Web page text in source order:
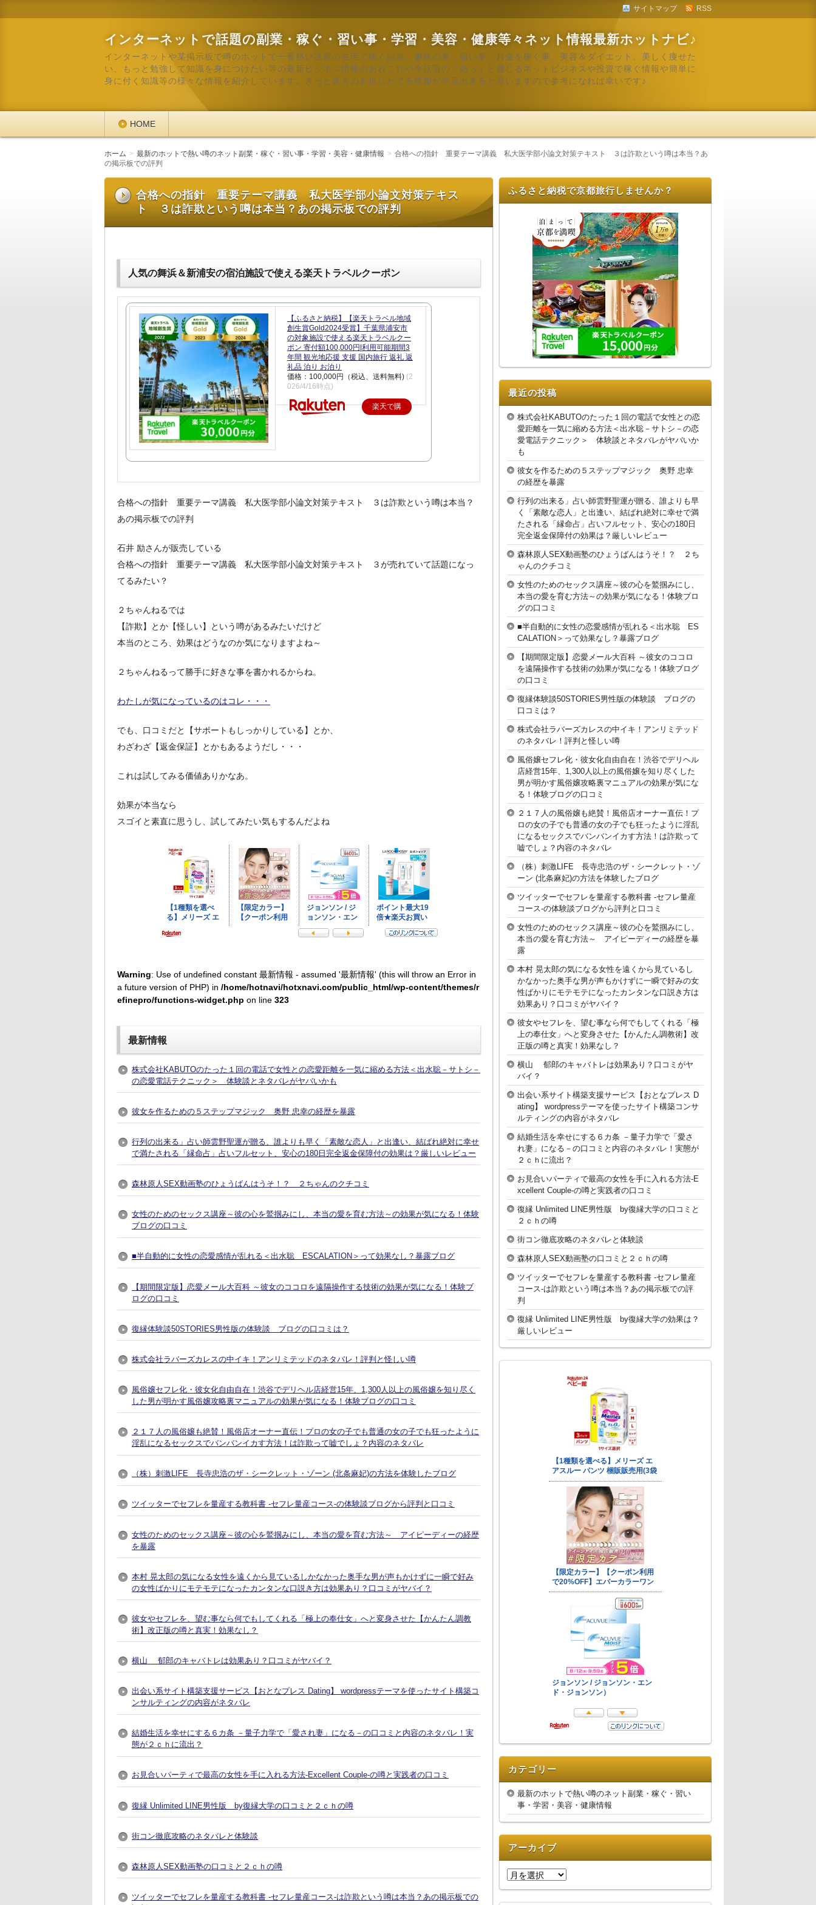
サイトマップ RSS
インターネットで話題の副業・稼ぐ・習い事・学習・美容・健康等々ネット情報最新ホットナビ♪
インターネットや某掲示板で噂のホットで一番熱い話題の在宅で稼ぐ副業、趣味の事、習い事、お金を稼ぐ事、美容＆ダイエット、美しく痩せた
い、もっと勉強して知識を身につけたい等の最新ビジネス情報のあれこれや今話題の「あっ」と感じるネットビジネスや投資で稼ぐ情報や簡単に
身に付く知識等の様々な情報を紹介しています。きっと貴方のお役にたてる情報が発見出来ると思いますので参考になれば幸いです♪
HOME
ホーム 最新のホットで熱い噂のネット副業・稼ぐ・習い事・学習・美容・健康情報
合格への指針 重要テーマ講義 私大医学部小論文対策テキスト ３は詐欺という噂は本当？あ
の掲示板での評判
合格への指針 重要テーマ講義 私大医学部小論文対策テキス
ト ３は詐欺という噂は本当？あの掲示板での評判
人気の舞浜＆新浦安の宿泊施設で使える楽天トラベルクーポン
【ふるさと納税】【楽天トラベル地域
創生賞Gold2024受賞】千葉県浦安市
の対象施設で使える楽天トラベルクー
ポン 寄付額100,000円|利用可能期間3
年間 観光地応援 支援 国内旅行 返礼 返
礼品 泊り お泊り
価格：100,000円（税込、送料無料) (2
026/4/16時点)
楽天で購
合格への指針 重要テーマ講義 私大医学部小論文対策テキスト ３は詐欺という噂は本当？
あの掲示板での評判
石井 励さんが販売している
合格への指針 重要テーマ講義 私大医学部小論文対策テキスト ３が売れていて話題になっ
てるみたい？
２ちゃんねるでは
【詐欺】とか【怪しい】という噂があるみたいだけど
本当のところ、効果はどうなのか気になりますよね～
２ちゃんねるって勝手に好きな事を書かれるからね。
わたしが気になっているのはコレ・・・
でも、口コミだと【サポートもしっかりしている】とか、
わざわざ【返金保証】とかもあるようだし・・・
これは試してみる価値ありかなあ。
効果が本当なら
スゴイと素直に思うし、試してみたい気もするんだよね
Warning: Use of undefined constant 最新情報 - assumed '最新情報' (this will throw an Error in
a future version of PHP) in /home/hotnavi/hotxnavi.com/public_html/wp-content/themes/r
efinepro/functions-widget.php on line 323
最新情報
株式会社KABUTOのたった１回の電話で女性との恋愛距離を一気に縮める方法＜出水聡－サトシ－
の恋愛電話テクニック＞ 体験談とネタバレがヤバいかも
彼女を作るための５ステップマジック 奥野 忠幸の経歴を暴露
行列の出来る」占い師雲野聖運が贈る、誰よりも早く「素敵な恋人」と出逢い、結ばれ絶対に幸せ
で満たされる「縁命占」占いフルセット、安心の180日完全返金保障付の効果は？厳しいレビュー
森林原人SEX動画塾のひょうばんはうそ！？ ２ちゃんのクチコミ
女性のためのセックス講座～彼の心を鷲掴みにし、本当の愛を育む方法～の効果が気になる！体験
ブログの口コミ
■半自動的に女性の恋愛感情が乱れる＜出水聡 ESCALATION＞って効果なし？暴露ブログ
【期間限定版】恋愛メール大百科 ～彼女のココロを遠隔操作する技術の効果が気になる！体験ブ
ログの口コミ
復縁体験談50STORIES男性版の体験談 ブログの口コミは？
株式会社ラバーズカレスの中イキ！アンリミテッドのネタバレ！評判と怪しい噂
風俗嬢セフレ化・彼女化自由自在！渋谷でデリヘル店経営15年、1,300人以上の風俗嬢を知り尽く
した男が明かす風俗嬢攻略裏マニュアルの効果が気になる！体験ブログの口コミ
２１７人の風俗嬢も絶賛！風俗店オーナー直伝！プロの女の子でも普通の女の子でも狂ったように
淫乱になるセックスでバンバンイカす方法！は詐欺って嘘でしょ？内容のネタバレ
（株）刺激LIFE 長寺忠浩のザ・シークレット・ゾーン (北条麻妃)の方法を体験したブログ
ツイッターでセフレを量産する教科書 -セフレ量産コース-の体験談ブログから評判と口コミ
女性のためのセックス講座～彼の心を鷲掴みにし、本当の愛を育む方法～ アイピーディーの経歴
を暴露
本村 晃太郎の気になる女性を遠くから見ているしかなかった奥手な男が声もかけずに一瞬で好み
の女性ばかりにモテモテになったカンタンな口説き方は効果あり？口コミがヤバイ？
彼女やセフレを、望む事なら何でもしてくれる「極上の奉仕女」へと変身させた【かんたん調教
術】改正版の噂と真実！効果なし？
横山 郁郎のキャバトレは効果あり？口コミがヤバイ？
出会い系サイト構築支援サービス【おとなプレス Dating】 wordpressテーマを使ったサイト構築コ
ンサルティングの内容がネタバレ
結婚生活を幸せにする６カ条 －量子力学で「愛され妻」になる－の口コミと内容のネタバレ！実
態が２ｃｈに流出？
お見合いパーティで最高の女性を手に入れる方法-Excellent Couple-の噂と実践者の口コミ
復縁 Unlimited LINE男性版 by復縁大学の口コミと２ｃｈの噂
街コン徹底攻略のネタバレと体験談
森林原人SEX動画塾の口コミと２ｃｈの噂
ツイッターでセフレを量産する教科書 -セフレ量産コース-は詐欺という噂は本当？あの掲示板での
ふるさと納税で京都旅行しませんか？
最近の投稿
株式会社KABUTOのたった１回の電話で女性との恋
愛距離を一気に縮める方法＜出水聡－サトシ－の恋
愛電話テクニック＞ 体験談とネタバレがヤバいか
も
彼女を作るための５ステップマジック 奥野 忠幸
の経歴を暴露
行列の出来る」占い師雲野聖運が贈る、誰よりも早
く「素敵な恋人」と出逢い、結ばれ絶対に幸せで満
たされる「縁命占」占いフルセット、安心の180日
完全返金保障付の効果は？厳しいレビュー
森林原人SEX動画塾のひょうばんはうそ！？ ２ち
ゃんのクチコミ
女性のためのセックス講座～彼の心を鷲掴みにし、
本当の愛を育む方法～の効果が気になる！体験ブロ
グの口コミ
■半自動的に女性の恋愛感情が乱れる＜出水聡 ES
CALATION＞って効果なし？暴露ブログ
【期間限定版】恋愛メール大百科 ～彼女のココロ
を遠隔操作する技術の効果が気になる！体験ブログ
の口コミ
復縁体験談50STORIES男性版の体験談 ブログの
口コミは？
株式会社ラバーズカレスの中イキ！アンリミテッド
のネタバレ！評判と怪しい噂
風俗嬢セフレ化・彼女化自由自在！渋谷でデリヘル
店経営15年、1,300人以上の風俗嬢を知り尽くした
男が明かす風俗嬢攻略裏マニュアルの効果が気にな
る！体験ブログの口コミ
２１７人の風俗嬢も絶賛！風俗店オーナー直伝！プ
ロの女の子でも普通の女の子でも狂ったように淫乱
になるセックスでバンバンイカす方法！は詐欺って
嘘でしょ？内容のネタバレ
（株）刺激LIFE 長寺忠浩のザ・シークレット・ゾ
ーン (北条麻妃)の方法を体験したブログ
ツイッターでセフレを量産する教科書 -セフレ量産
コース-の体験談ブログから評判と口コミ
女性のためのセックス講座～彼の心を鷲掴みにし、
本当の愛を育む方法～ アイピーディーの経歴を暴
露
本村 晃太郎の気になる女性を遠くから見ているし
かなかった奥手な男が声もかけずに一瞬で好みの女
性ばかりにモテモテになったカンタンな口説き方は
効果あり？口コミがヤバイ？
彼女やセフレを、望む事なら何でもしてくれる「極
上の奉仕女」へと変身させた【かんたん調教術】改
正版の噂と真実！効果なし？
横山 郁郎のキャバトレは効果あり？口コミがヤ
バイ？
出会い系サイト構築支援サービス【おとなプレス D
ating】 wordpressテーマを使ったサイト構築コンサ
ルティングの内容がネタバレ
結婚生活を幸せにする６カ条 －量子力学で「愛さ
れ妻」になる－の口コミと内容のネタバレ！実態が
２ｃｈに流出？
お見合いパーティで最高の女性を手に入れる方法-E
xcellent Couple-の噂と実践者の口コミ
復縁 Unlimited LINE男性版 by復縁大学の口コミと
２ｃｈの噂
街コン徹底攻略のネタバレと体験談
森林原人SEX動画塾の口コミと２ｃｈの噂
ツイッターでセフレを量産する教科書 -セフレ量産
コース-は詐欺という噂は本当？あの掲示板での評
判
復縁 Unlimited LINE男性版 by復縁大学の効果は？
厳しいレビュー
カテゴリー
最新のホットで熱い噂のネット副業・稼ぐ・習い
事・学習・美容・健康情報
アーカイブ
ア